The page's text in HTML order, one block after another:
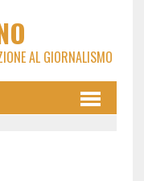
AL GIORNALISMO